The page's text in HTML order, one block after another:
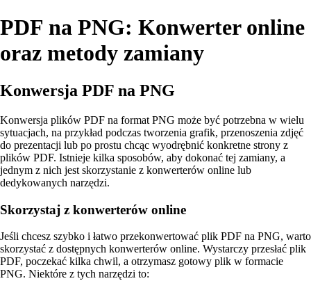
PDF na PNG: Konwerter online
oraz metody zamiany
Konwersja PDF na PNG
Konwersja plików PDF na format PNG może być potrzebna w wielu
sytuacjach, na przykład podczas tworzenia grafik, przenoszenia zdjęć
do prezentacji lub po prostu chcąc wyodrębnić konkretne strony z
plików PDF. Istnieje kilka sposobów, aby dokonać tej zamiany, a
jednym z nich jest skorzystanie z konwerterów online lub
dedykowanych narzędzi.
Skorzystaj z konwerterów online
Jeśli chcesz szybko i łatwo przekonwertować plik PDF na PNG, warto
skorzystać z dostępnych konwerterów online. Wystarczy przesłać plik
PDF, poczekać kilka chwil, a otrzymasz gotowy plik w formacie
PNG. Niektóre z tych narzędzi to: